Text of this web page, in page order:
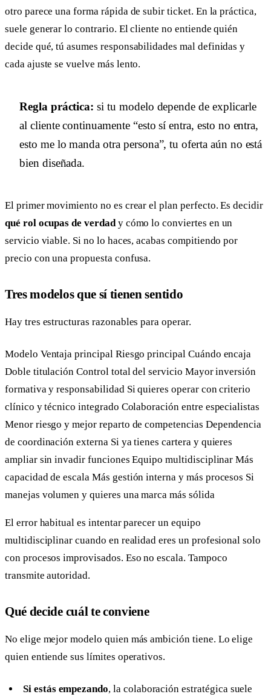
otro parece una forma rápida de subir ticket. En la práctica,
suele generar lo contrario. El cliente no entiende quién
decide qué, tú asumes responsabilidades mal definidas y
cada ajuste se vuelve más lento.
Regla práctica: si tu modelo depende de explicarle
al cliente continuamente “esto sí entra, esto no entra,
esto me lo manda otra persona”, tu oferta aún no está
bien diseñada.
El primer movimiento no es crear el plan perfecto. Es decidir
qué rol ocupas de verdady cómo lo conviertes en un
servicio viable. Si no lo haces, acabas compitiendo por
precio con una propuesta confusa.
Tres modelos que sí tienen sentido
Hay tres estructuras razonables para operar.
Modelo Ventaja principal Riesgo principal Cuándo encaja
Doble titulación Control total del servicio Mayor inversión
formativa y responsabilidad Si quieres operar con criterio
clínico y técnico integrado Colaboración entre especialistas
Menor riesgo y mejor reparto de competencias Dependencia
de coordinación externa Si ya tienes cartera y quieres
ampliar sin invadir funciones Equipo multidisciplinar Más
capacidad de escala Más gestión interna y más procesos Si
manejas volumen y quieres una marca más sólida
El error habitual es intentar parecer un equipo
multidisciplinar cuando en realidad eres un profesional solo
con procesos improvisados. Eso no escala. Tampoco
transmite autoridad.
Qué decide cuál te conviene
No elige mejor modelo quien más ambición tiene. Lo elige
quien entiende sus límites operativos.
Si estás empezando, la colaboración estratégica suele